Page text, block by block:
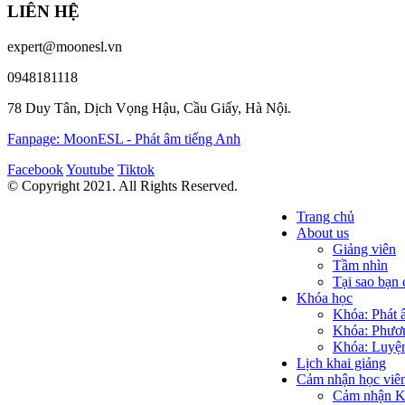
LIÊN HỆ
expert@moonesl.vn
0948181118
78 Duy Tân, Dịch Vọng Hậu, Cầu Giấy, Hà Nội.
Fanpage: MoonESL - Phát âm tiếng Anh
FacebookYoutube Tiktok
© Copyright 2021. All Rights Reserved.
Trang chủ
About us
Giảng viên
Tầm nhìn
Tại sao bạn
Khóa học
Khóa: Phát
Khóa:
Khóa:
Lịch khai giảng
Cảm nhận học
Cảm nhận